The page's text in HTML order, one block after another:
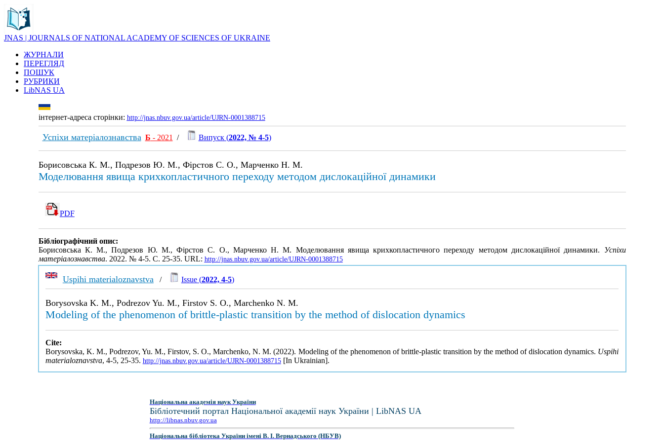
JNAS | JOURNALS OF NATIONAL ACADEMY OF SCIENCES OF UKRAINE
ЖУРНАЛИ
ПЕРЕГЛЯД
ПОШУК
РУБРИКИ
LibNAS UA
інтернет-адреса сторінки: http://jnas.nbuv.gov.ua/article/UJRN-0001388715
Успіхи матеріалознавства Б - 2021 / Випуск (2022, № 4-5)
Борисовська К. М., Подрезов Ю. М., Фірстов С. О., Марченко Н. М.
Моделювання явища крихкопластичного переходу методом дислокаційної динамики
PDF
Бібліографічний опис:
Борисовська К. М., Подрезов Ю. М., Фірстов С. О., Марченко Н. М. Моделювання явища крихкопластичного переходу методом дислокаційної динамики. Успіхи
матеріалознавства. 2022. № 4-5. С. 25-35. URL: http://jnas.nbuv.gov.ua/article/UJRN-0001388715
Uspihi materialoznavstva / Issue (2022, 4-5)
Borysovska K. M., Podrezov Yu. M., Firstov S. O., Marchenko N. M.
Modeling of the phenomenon of brittle-plastic transition by the method of dislocation dynamics
Cite:
Borysovska, K. M., Podrezov, Yu. M., Firstov, S. O., Marchenko, N. M. (2022). Modeling of the phenomenon of brittle-plastic transition by the method of dislocation dynamics. Uspihi
materialoznavstva, 4-5, 25-35. http://jnas.nbuv.gov.ua/article/UJRN-0001388715[In Ukrainian].
Національна академія наук України
Бібліотечний портал Національної академії наук України | LibNAS UA
http://libnas.nbuv.gov.ua
Національна бібліотека України імені В. І. Вернадського (НБУВ)